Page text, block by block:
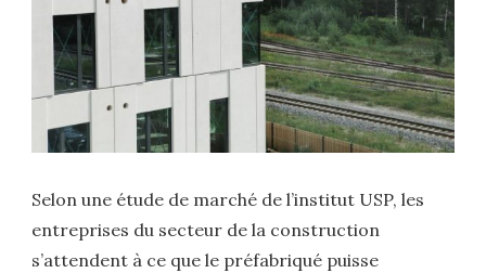
Selon une étude de marché de l’institut USP, les
entreprises du secteur de la construction
s’attendent à ce que le préfabriqué puisse